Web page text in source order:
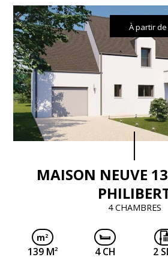
MAISON NEUVE
4 CHAMBRES
À partir de
139 M2 4 CH 2